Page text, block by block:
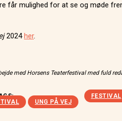
får mulighed for at se og møde
2024 her.
med Horsens Teaterfestival med fuld
FESTIVAL
UNG PÅ VEJ